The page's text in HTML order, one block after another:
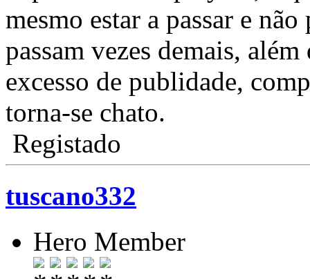
mesmo estar a passar e
passam vezes demais,
excesso de publidade,
torna-se chato.
Registado
tuscano332
Hero Member